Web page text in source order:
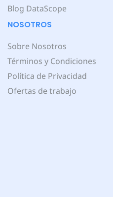
Blog DataScope
NOSOTROS
Sobre Nosotros
Términos y Condiciones
Política de Privacidad
Ofertas de trabajo